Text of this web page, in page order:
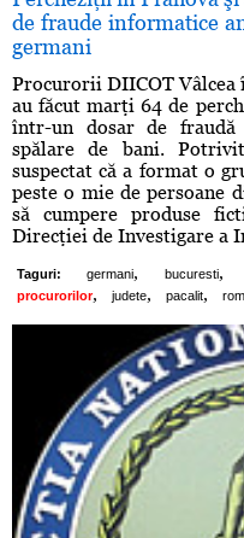
de fraude informatice
germani
Procurorii DIICOT Vâlcea
au făcut marţi 64 de
într-un dosar de
spălare de bani.
suspectat că a format o
peste o mie de persoane
să cumpere produse
Direcţiei de Investigare a
Taguri: germani, bucuresti,
procurorilor, judete, pacalit,